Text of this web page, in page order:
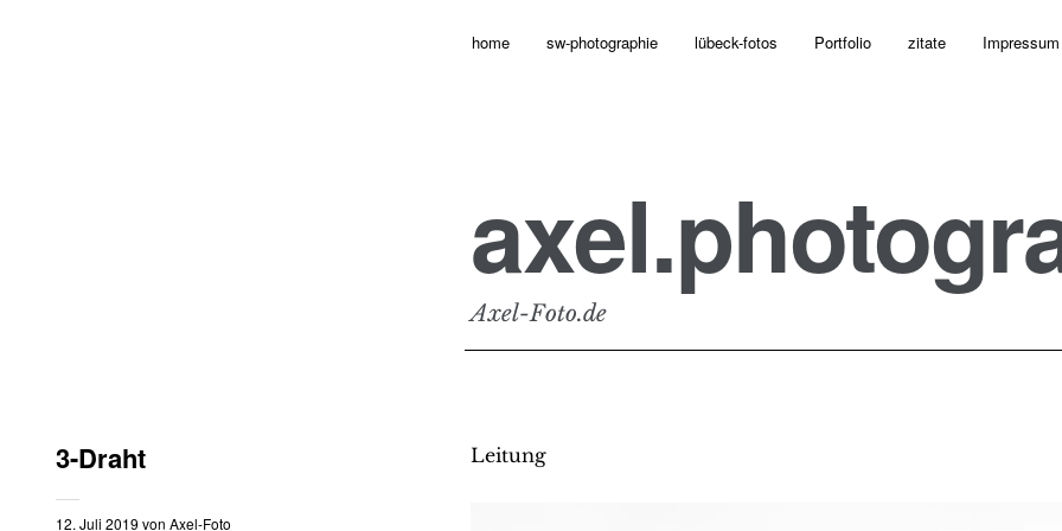
home sw-photographie lübeck-fotos Portfolio zitate Impressum
Axel-Foto.de
3-Draht
12. Juli 2019 von Axel-Foto
Leitung